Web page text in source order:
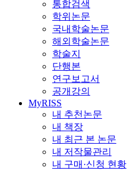
통합검색
학위논문
국내학술논문
해외학술논문
학술지
단행본
연구보고서
공개강의
MyRISS
내 추천논문
내 책장
내 최근 본 논문
내 저작물관리
내 구매·신청 현황